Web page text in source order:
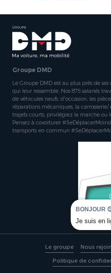
Groupe DMD
Le Groupe DMD est au plus près de
qui leur ressemble. Nos 875 salariés
de véhicules neufs, d'occasion, les
réparations mécaniques, la
trajets courts, privilégiez la marche ou
Pensez à covoiturer
transports en commun
Le groupe Nous
Politique de
BONJOUR
Je suis en